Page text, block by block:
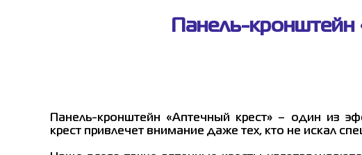
Панель-кронштейн
Панель-кронштейн «Аптечный крест» – один из
крест привлечет внимание даже тех, кто не искал